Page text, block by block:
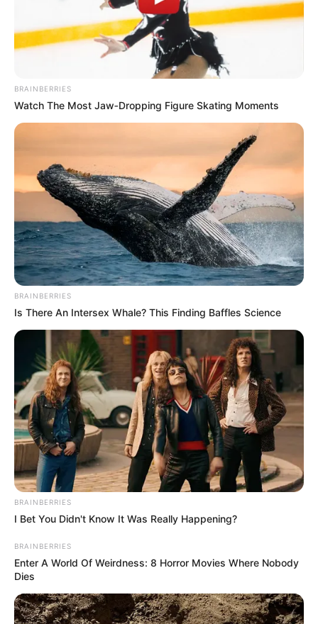
ΠΟΛΛΕΣ ΦΟΡΕΣ ΟΣΟ ΔΥΣΚΟΛΗ ΚΑΙ ΑΝ ΕΙΝΑΙ Η
ΚΑΤΑΣΤΑΣΗ ΤΗΝ ΟΠΟΙΑ ΑΝΤΙΜΕΤΩΠΙΖΟΥΜΕ, Η ΛΥΣΗ
ΕΙΝΑΙ ΠΟΛΥ ΠΙΟ ΑΠΛΗ ΑΠΟ ΟΤΙ ΦΑΙΝΕΤΑΙ ΝΑ ΕΙΝΑΙ. ΤΙ
ΕΚΑΝΕ Ο ΜΕΓΑΣ ΑΛΕΞΑΝΔΡΟΣ; ΕΚΟΨΕ ΤΟΝ ΓΟΡΔΙΟ
ΔΕΣΜΟ. ΑΥΤΟ ΠΡΕΠΕΙ ΝΑ ΚΑΝΟΥΜΕ ΚΑΙ ΕΜΕΙ ΛΟΙΠΟΝ
ΑΚΟΛΟΥΘΕΙ ΕΝΑ ΚΕΙΜΕΝΟ ΠΟΥ ΨΑΡΕΨΑ ΣΤΟ
ΑΡΘΡΟΓΡΑΦΟ ΓΙΑ ΝΑ ΤΟΝ ΑΝΑΦΕΡΩ, ΟΜΩΣ ΜΕ ΒΡΙΣΚΕΙ
ΑΠΟΛΥΤΩΣ ΣΥΜΦΩΝΟ ΜΕ ΟΣΑ ΓΡΑΦΕΙ ΚΑΙ ΓΙΑ ΑΥΤΟ ΤΟ
ΑΝΑΔΕΙΚΝΥΩ.
ΑΠΕΙΛΈΣ ΤΟΥΣ. ΔΕΝ ΤΟΥΣ “ΠΑΙΖΟΥΜΕ”
!!!!
ΔΕΝ ΙΣΧΎΕΙ ΚΑΜΊΑ ΥΠΟΧΡΕΩΤΙΚΌΤΗΤΑ ΣΕ ΙΑΤΡΙΚΈΣ
BRAINBERRIES
Watch The Most Jaw‑Dropping Figure Skating Moments
BRAINBERRIES
Is There An Intersex Whale? This Finding Baffles Science
BRAINBERRIES
I Bet You Didn't Know It Was Really Happening?
BRAINBERRIES
Enter A World Of Weirdness: 8 Horror Movies Where Nobody
Dies